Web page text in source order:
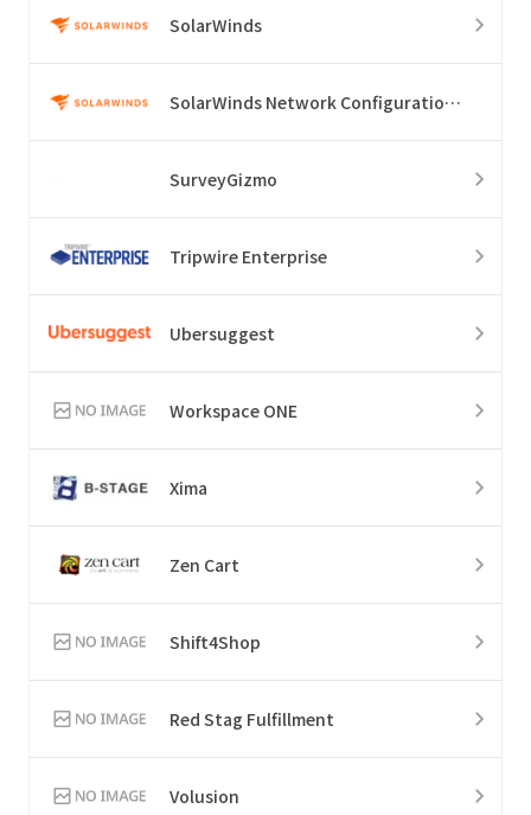
SolarWinds
SolarWinds Network Configuration Manager
SurveyGizmo
Tripwire Enterprise
Ubersuggest
Workspace ONE
Xima
Zen Cart
Shift4Shop
Red Stag Fulfillment
Volusion